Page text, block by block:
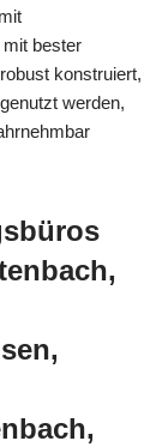
bester
konstruiert,
werden,